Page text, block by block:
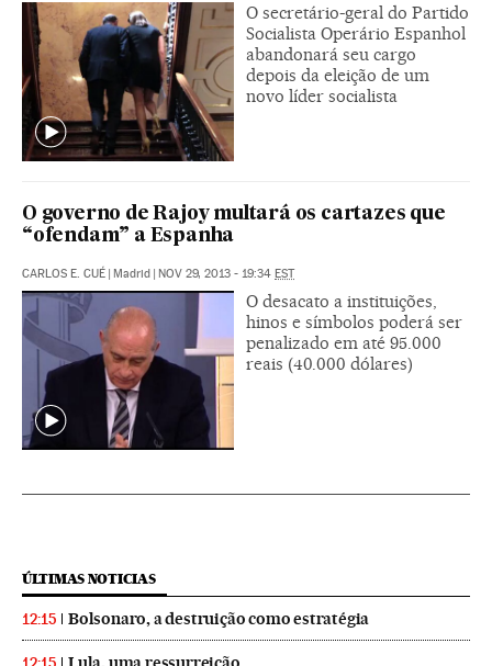
O secretário-geral do Partido
Socialista Operário Espanhol
abandonará seu cargo
depois da eleição de um
novo líder socialista
O governo de Rajoy multará os cartazes que
“ofendam” a Espanha
CARLOS E. CUÉ | Madrid | NOV 29, 2013 - 19:34 EST
O desacato a instituições,
hinos e símbolos poderá ser
penalizado em até 95.000
reais (40.000 dólares)
ÚLTIMAS NOTICIAS
12:15 Bolsonaro, a destruição como estratégia